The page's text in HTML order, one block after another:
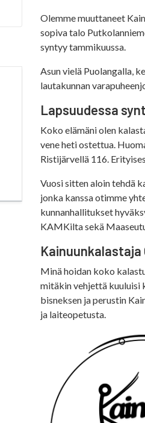
Olemme muuttaneet
sopiva talo
syntyy tammikuussa.
Asun vielä Puolangalla,
lautakunnan
Lapsuudessa
Koko elämäni olen
vene heti ostettua.
Ristijärvellä 116.
Vuosi sitten aloin tehdä
jonka kanssa otimme
kunnanhallitukset
KAMKilta sekä
Kainuunkalastaja
Minä hoidan koko
mitäkin vehjettä kuuluisi
bisneksen ja perustin
ja laiteopetusta.